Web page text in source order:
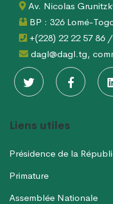
Av. Nicolas
BP : 326 Lomé-
+(228) 22 22 57 86
dagl@dagl.tg,
Liens utiles
Présidence de la
Primature
Assemblée Nationale